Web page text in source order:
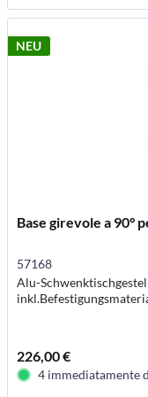
NEU
Base girevole a 90°
57168
Alu-
226,00 €
4 immediatamente